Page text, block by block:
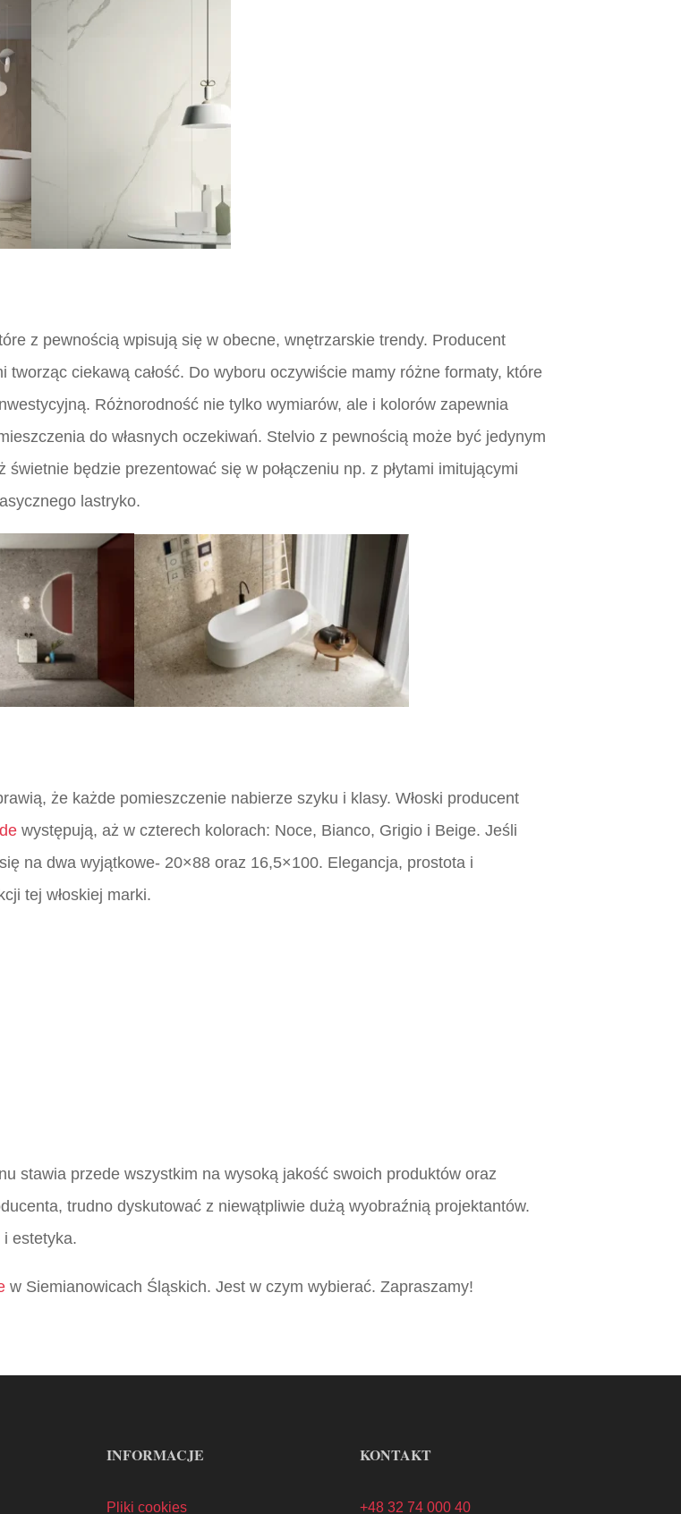
z pewnością wpisują się w obecne, wnętrzarskie trendy. Producent
ciekawą całość. Do wyboru oczywiście mamy różne formaty, które
Różnorodność nie tylko wymiarów, ale i kolorów zapewnia
do własnych oczekiwań. Stelvio z pewnością może być jedynym
będzie prezentować się w połączeniu np. z płytami imitującymi
lastryko.
że każde pomieszczenie nabierze szyku i klasy. Włoski producent
występują, aż w czterech kolorach: Noce, Bianco, Grigio i Beige. Jeśli
na dwa wyjątkowe- 20×88 oraz 16,5×100. Elegancja, prostota i
tej włoskiej marki.
stawia przede wszystkim na wysoką jakość swoich produktów oraz
trudno dyskutować z niewątpliwie dużą wyobraźnią projektantów.
i estetyka.
w Siemianowicach Śląskich. Jest w czym wybierać. Zapraszamy!
INFORMACJE
Pliki cookies
KONTAKT
+48 32 74 000 40